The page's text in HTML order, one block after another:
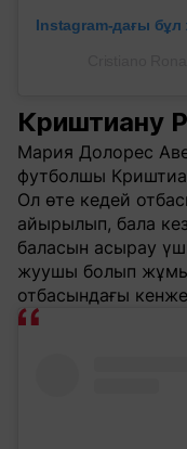
Instagram-дағы
Криштиану
Мария Долорес
футболшы
Ол өте кедей
айырылып, бала
баласын асырау
жуушы болып
отбасындағы